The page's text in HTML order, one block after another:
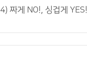
4) 짜게 NO!, 싱겁게 YES!